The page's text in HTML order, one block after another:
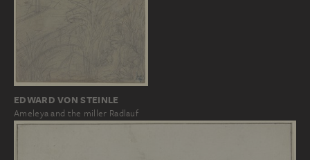
EDWARD VON STEINLE
Ameleya and the miller Radlauf